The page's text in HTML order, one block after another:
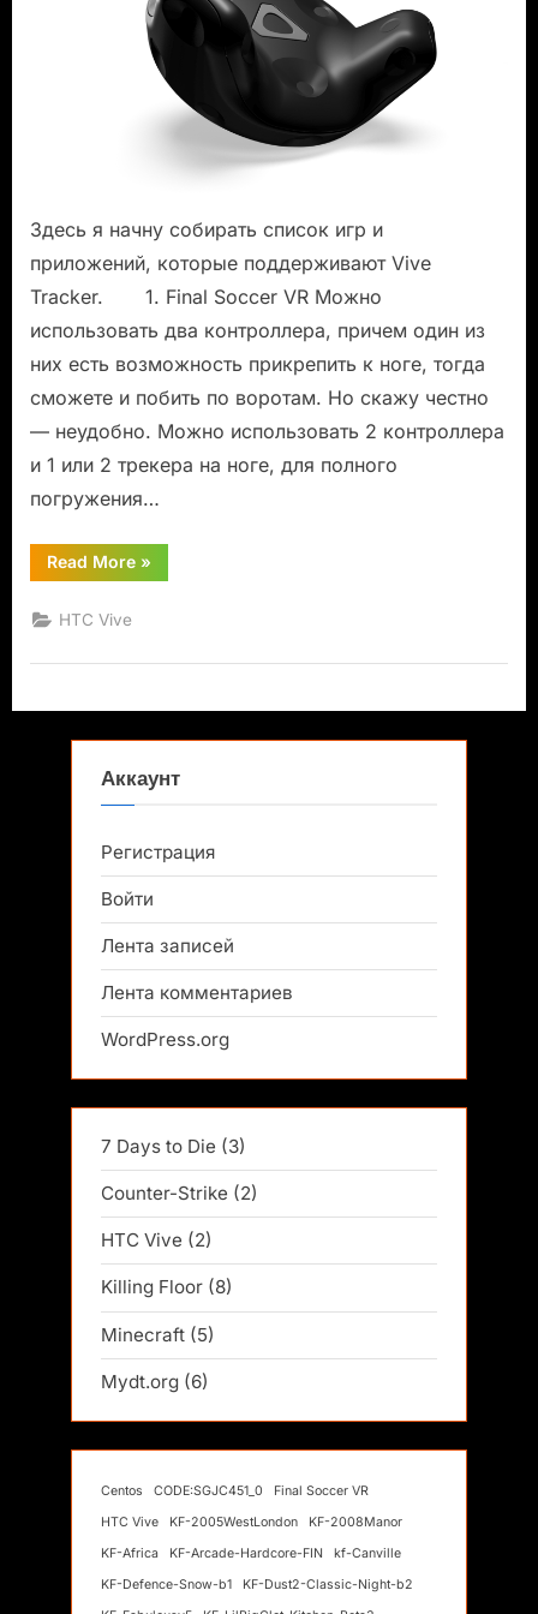
Vive
Tracker
Здесь я начну собирать список игр и
приложений, которые поддерживают Vive
Tracker. 1. Final Soccer VR Можно
использовать два контроллера, причем один из
них есть возможность прикрепить к ноге, тогда
сможете и побить по воротам. Но скажу честно
— неудобно. Можно использовать 2 контроллера
и 1 или 2 трекера на ноге, для полного
погружения…
Read More“Игры
с
»
HTC Vive
Аккаунт
Регистрация
Войти
Лента записей
Лента комментариев
WordPress.org
7 Days to Die (3)
Counter-Strike (2)
HTC Vive (2)
Killing Floor (8)
Minecraft (5)
Mydt.org (6)
Centos CODE:SGJC451_0
Final Soccer VR
HTC Vive
KF-2005WestLondon
KF-2008Manor
KF-Africa
KF-Arcade-Hardcore-FIN
kf-Canville
KF-Defence-Snow-b1
KF-Dust2-Classic-Night-b2